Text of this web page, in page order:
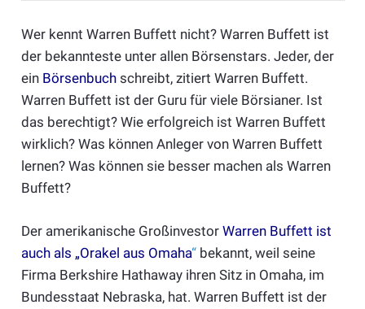
Wer kennt Warren Buffett nicht? Warren Buffett ist
der bekannteste unter allen Börsenstars. Jeder, der
ein Börsenbuch schreibt, zitiert Warren Buffett.
Warren Buffett ist der Guru für viele Börsianer. Ist
das berechtigt? Wie erfolgreich ist Warren Buffett
wirklich? Was können Anleger von Warren Buffett
lernen? Was können sie besser machen als Warren
Buffett?
Der amerikanische Großinvestor Warren Buffett ist
auch als „Orakel aus Omaha“ bekannt, weil seine
Firma Berkshire Hathaway ihren Sitz in Omaha, im
Bundesstaat Nebraska, hat. Warren Buffett ist der